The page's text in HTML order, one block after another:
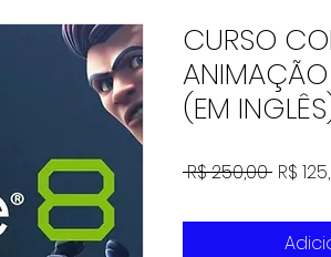
CURSO
(EM
R$ 250,00 Preço
R$